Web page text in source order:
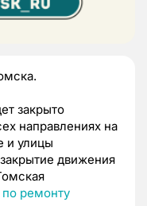
закрыто
направлениях на
и улицы
движения
по ремонту